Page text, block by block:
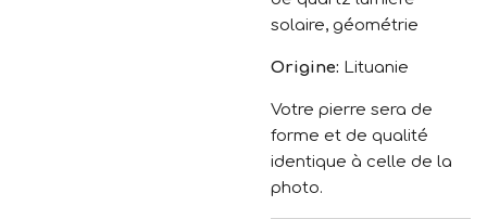
solaire, géométrie
Origine: Lituanie
Votre pierre sera de
forme et de qualité
identique à celle de la
photo.